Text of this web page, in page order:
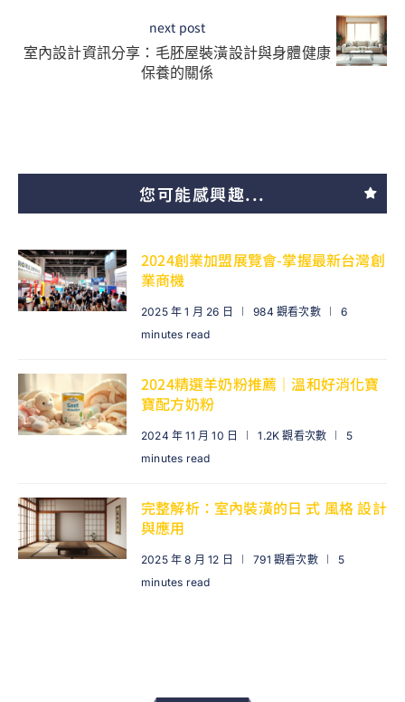
next post
室內設計資訊分享：毛胚屋裝潢設計與身體健康
保養的關係
您可能感興趣...
2024創業加盟展覽會-掌握最新台灣創
業商機
2025 年 1 月 26 日 984 觀看次數
6
minutes read
2024精選羊奶粉推薦｜溫和好消化寶
寶配方奶粉
2024 年 11 月 10 日 1.2K 觀看次數
5
minutes read
完整解析：室內裝潢的日 式 風格 設計
與應用
2025 年 8 月 12 日 791 觀看次數
5
minutes read